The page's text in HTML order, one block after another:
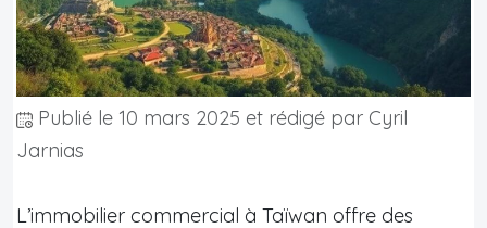
Publié le 10 mars 2025 et rédigé par Cyril
Jarnias
L’immobilier commercial à Taïwan offre des